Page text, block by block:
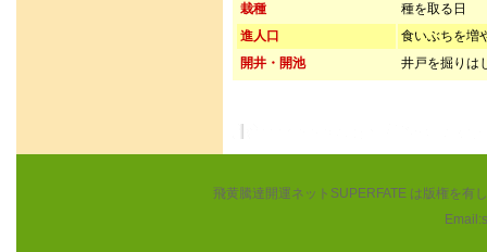
栽種
種を取る日
進人口
食いぶちを増
開井・開池
井戸を掘りは
飛黄騰達開運ネットSUPERFATE は版権を有
Email: